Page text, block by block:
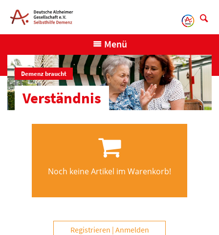
Menü
Demenz braucht
Verständnis
Noch keine Artikel im Warenkorb!
Registrieren Anmelden